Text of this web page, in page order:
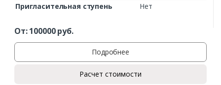
Пригласительная ступень
Нет
От:100000руб.
Подробнее
Расчет стоимости